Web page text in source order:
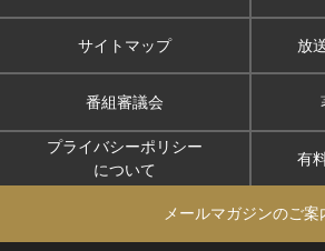
サイトマップ 放
番組審議会
プライバシーポリシー
について
有
メールマガジンのご案